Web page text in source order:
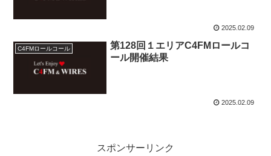
2025.02.09
C4FMロールコール
第128回１エリアC4FMロールコ
ール開催結果
2025.02.09
スポンサーリンク